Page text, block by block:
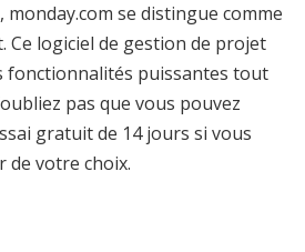
se distingue comme
Ce logiciel de gestion de projet
fonctionnalités puissantes tout
pas que vous pouvez
gratuit de 14 jours si vous
de votre choix.